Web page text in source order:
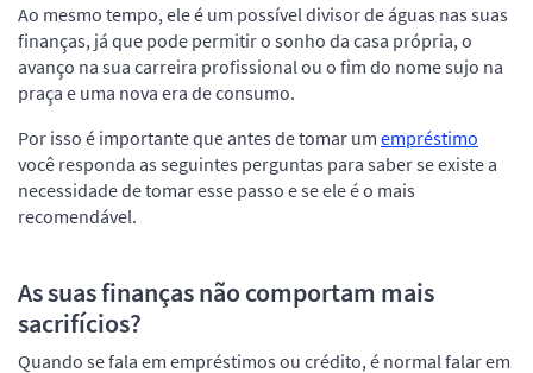
Ao mesmo tempo, ele é um possível divisor de águas nas suas
finanças, já que pode permitir o sonho da casa própria, o
avanço na sua carreira profissional ou o fim do nome sujo na
praça e uma nova era de consumo.
Por isso é importante que antes de tomar um empréstimo
você responda as seguintes perguntas para saber se existe a
necessidade de tomar esse passo e se ele é o mais
recomendável.
As suas finanças não comportam mais
sacrifícios?
Quando se fala em empréstimos ou crédito, é normal falar em